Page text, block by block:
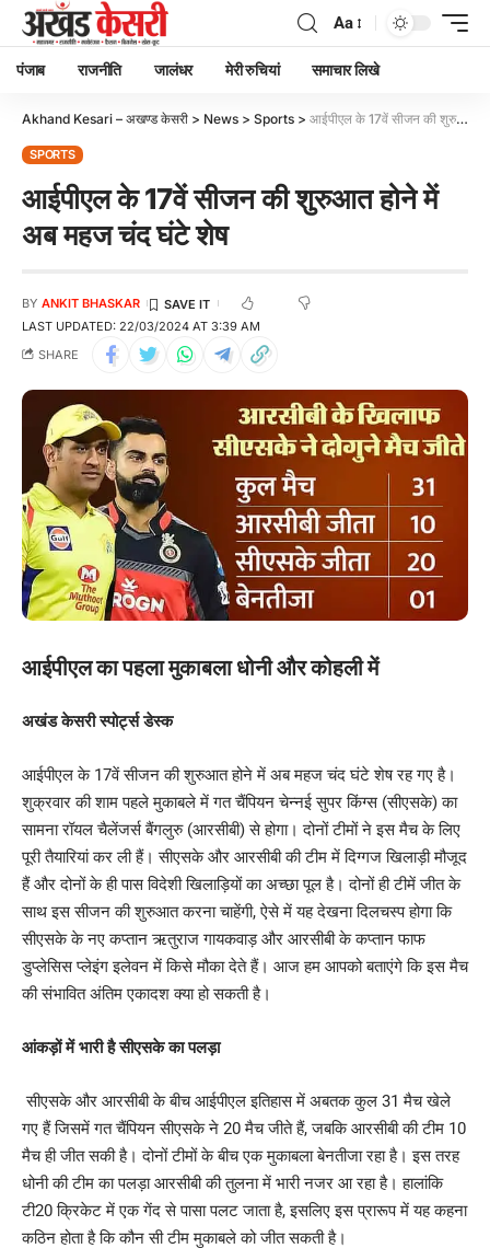
Aa
पंजाब राजनीति जालंधर मेरी रुचियां समाचार लिखे
Akhand Kesari – अखण्ड केसरी > News > Sports > आईपीएल के 17वें सीजन की शुरुआत होने में अब महज चंद घंटे शेष
SPORTS
आईपीएल के 17वें सीजन की शुरुआत होने में
अब महज चंद घंटे शेष
LAST UPDATED: 22/03/2024 AT 3:39 AM
BY ANKIT BHASKAR
SHARE
आईपीएल का पहला मुकाबला धोनी और कोहली में
अखंड केसरी स्पोर्ट्स डेस्क
आईपीएल के 17वें सीजन की शुरुआत होने में अब महज चंद घंटे शेष रह गए है।
शुक्रवार की शाम पहले मुकाबले में गत चैंपियन चेन्नई सुपर किंग्स (सीएसके) का
सामना रॉयल चैलेंजर्स बैंगलुरु (आरसीबी) से होगा। दोनों टीमों ने इस मैच के लिए
पूरी तैयारियां कर ली हैं। सीएसके और आरसीबी की टीम में दिग्गज खिलाड़ी मौजूद
हैं और दोनों के ही पास विदेशी खिलाड़ियों का अच्छा पूल है। दोनों ही टीमें जीत के
साथ इस सीजन की शुरुआत करना चाहेंगी, ऐसे में यह देखना दिलचस्प होगा कि
सीएसके के नए कप्तान ऋतुराज गायकवाड़ और आरसीबी के कप्तान फाफ
डुप्लेसिस प्लेइंग इलेवन में किसे मौका देते हैं। आज हम आपको बताएंगे कि इस मैच
की संभावित अंतिम एकादश क्या हो सकती है।
आंकड़ों में भारी है सीएसके का पलड़ा
सीएसके और आरसीबी के बीच आईपीएल इतिहास में अबतक कुल 31 मैच खेले
गए हैं जिसमें गत चैंपियन सीएसके ने 20 मैच जीते हैं, जबकि आरसीबी की टीम 10
मैच ही जीत सकी है। दोनों टीमों के बीच एक मुकाबला बेनतीजा रहा है। इस तरह
धोनी की टीम का पलड़ा आरसीबी की तुलना में भारी नजर आ रहा है। हालांकि
टी20 क्रिकेट में एक गेंद से पासा पलट जाता है, इसलिए इस प्रारूप में यह कहना
कठिन होता है कि कौन सी टीम मुकाबले को जीत सकती है।